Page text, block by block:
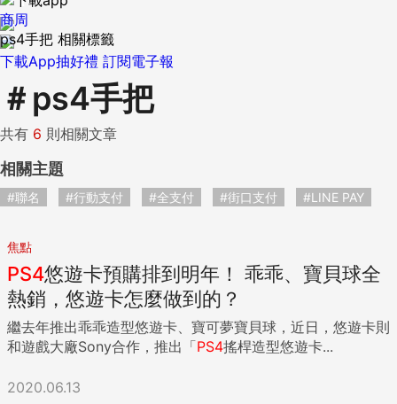
下載App抽好禮 訂閱電子報
商周
ps4手把 相關標籤
＃ ps4手把
共有 6 則相關文章
相關主題
#聯名 #行動支付 #全支付 #街口支付 #LINE PAY
焦點
PS4悠遊卡預購排到明年！ 乖乖、寶貝球全
熱銷，悠遊卡怎麼做到的？
繼去年推出乖乖造型悠遊卡、寶可夢寶貝球，近日，悠遊卡則
和遊戲大廠Sony合作，推出「PS4搖桿造型悠遊卡...
2020.06.13